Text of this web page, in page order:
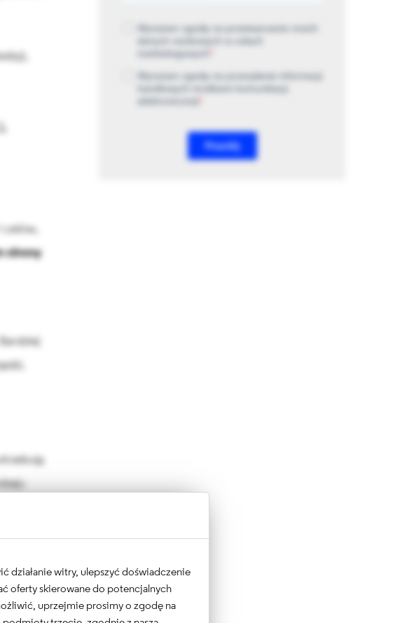
celów,
strony
cały
działanie witry, ulepszyć doświadczenie
oferty skierowane do potencjalnych
uprzejmie prosimy o zgodę na